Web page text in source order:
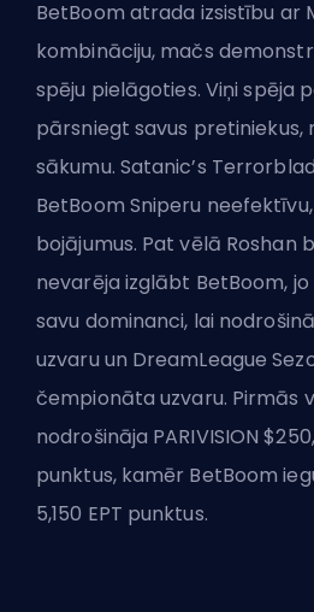
BetBoom atrada izsistību ar
kombināciju, mačs
spēju pielāgoties. Viņi spēja
pārsniegt savus pretiniekus,
sākumu. Satanic’s
BetBoom Sniperu
bojājumus. Pat vēlā Roshan
nevarēja izglābt BetBoom,
savu dominanci, lai
uzvaru un DreamLeague
čempionāta uzvaru. Pirmās
nodrošināja PARIVISION
punktus, kamēr BetBoom
5,150 EPT punktus.